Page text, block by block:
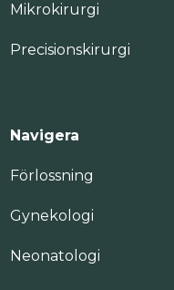
Mikrokirurgi
Precisionskirurgi
Navigera
Förlossning
Gynekologi
Neonatologi